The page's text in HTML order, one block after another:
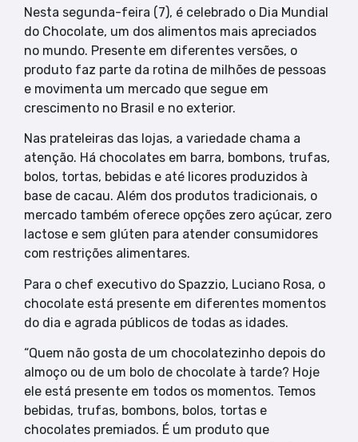
Nesta segunda-feira (7), é celebrado o Dia Mundial
do Chocolate, um dos alimentos mais apreciados
no mundo. Presente em diferentes versões, o
produto faz parte da rotina de milhões de pessoas
e movimenta um mercado que segue em
crescimento no Brasil e no exterior.
Nas prateleiras das lojas, a variedade chama a
atenção. Há chocolates em barra, bombons, trufas,
bolos, tortas, bebidas e até licores produzidos à
base de cacau. Além dos produtos tradicionais, o
mercado também oferece opções zero açúcar, zero
lactose e sem glúten para atender consumidores
com restrições alimentares.
Para o chef executivo do Spazzio, Luciano Rosa, o
chocolate está presente em diferentes momentos
do dia e agrada públicos de todas as idades.
“Quem não gosta de um chocolatezinho depois do
almoço ou de um bolo de chocolate à tarde? Hoje
ele está presente em todos os momentos. Temos
bebidas, trufas, bombons, bolos, tortas e
chocolates premiados. É um produto que